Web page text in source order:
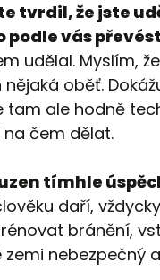
tvrdil, že jste
podle vás
udělal. Myslím,
nějaká oběť.
tam ale hodně
čem dělat.
tímhle
daří,
bránění,
zemi nebezpečný